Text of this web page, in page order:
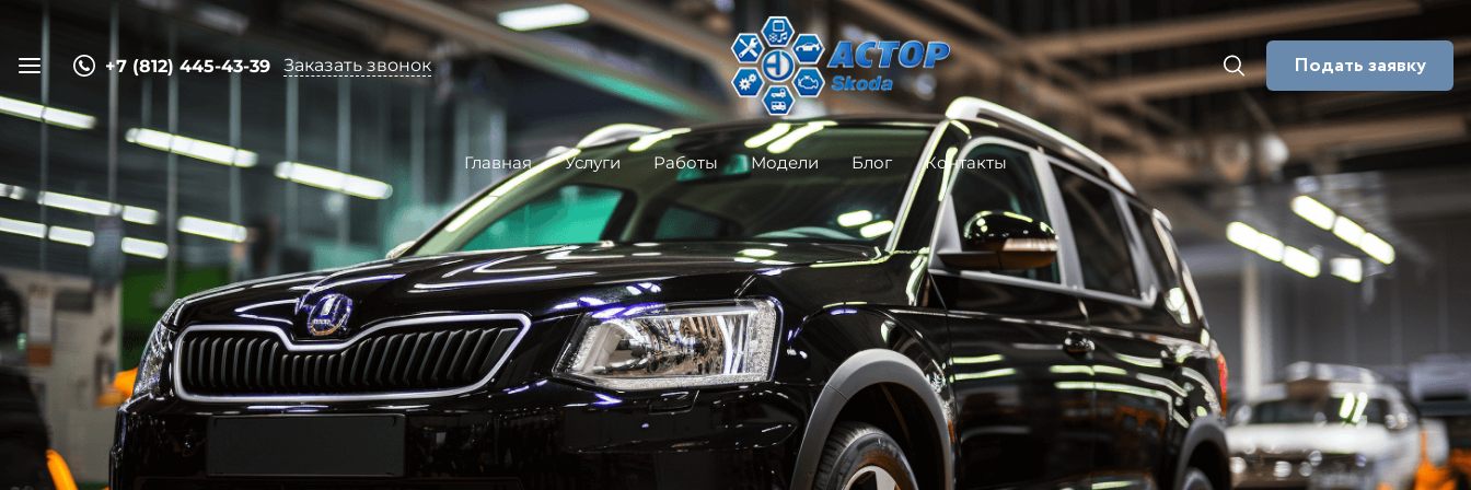
+7 (812) 445-43-39 Заказать звонок Подать заявку
Главная Услуги Работы Модели Блог Контакты